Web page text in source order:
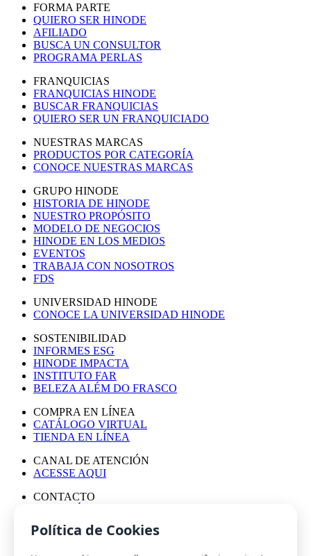
FORMA PARTE
QUIERO SER HINODE
AFILIADO
BUSCA UN CONSULTOR
PROGRAMA PERLAS
FRANQUICIAS
FRANQUICIAS HINODE
BUSCAR FRANQUICIAS
QUIERO SER UN FRANQUICIADO
NUESTRAS MARCAS
PRODUCTOS POR CATEGORÍA
CONOCE NUESTRAS MARCAS
GRUPO HINODE
HISTORIA DE HINODE
NUESTRO PROPÓSITO
MODELO DE NEGOCIOS
HINODE EN LOS MEDIOS
EVENTOS
TRABAJA CON NOSOTROS
FDS
UNIVERSIDAD HINODE
CONOCE LA UNIVERSIDAD HINODE
SOSTENIBILIDAD
INFORMES ESG
HINODE IMPACTA
INSTITUTO FAR
BELEZA ALÉM DO FRASCO
COMPRA EN LÍNEA
CATÁLOGO VIRTUAL
TIENDA EN LÍNEA
CANAL DE ATENCIÓN
ACESSE AQUI
CONTACTO
Política de Cookies